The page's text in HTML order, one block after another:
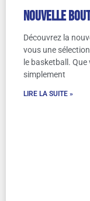
Nouvelle
Découvrez la
vous une
le basketball.
simplement
LIRE LA SUITE »